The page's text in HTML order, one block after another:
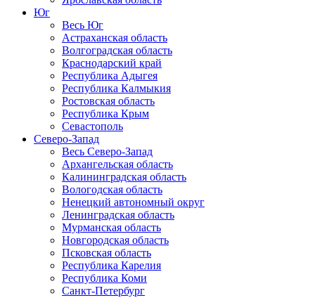
Юг
Весь Юг
Астраханская область
Волгоградская область
Краснодарский край
Республика Адыгея
Республика Калмыкия
Ростовская область
Республика Крым
Севастополь
Северо-Запад
Весь Северо-Запад
Архангельская область
Калининградская область
Вологодская область
Ненецкий автономный округ
Ленинградская область
Мурманская область
Новгородская область
Псковская область
Республика Карелия
Республика Коми
Санкт-Петербург